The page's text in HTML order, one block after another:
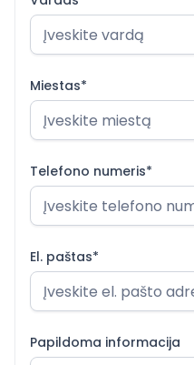
Miestas*
Telefono numeris*
El. paštas*
Papildoma informacija